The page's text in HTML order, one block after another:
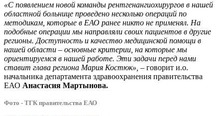
«С появлением новой команды рентгенангиохирургов в нашей
областной больнице проведено несколько операций по
методикам, которые в ЕАО ранее никто не применял. На
подобные операции мы направляли своих пациентов в другие
регионы. Доступность и качество медицинской помощи в
нашей области – основные критерии, на которые мы
ориентируемся в нашей работе. Эти задачи перед нами
ставит глава региона Мария Костюк», – говорит и.о.
начальника департамента здравоохранения правительства
ЕАО Анастасия Мартынова.
Фото - ТГК правительства ЕАО